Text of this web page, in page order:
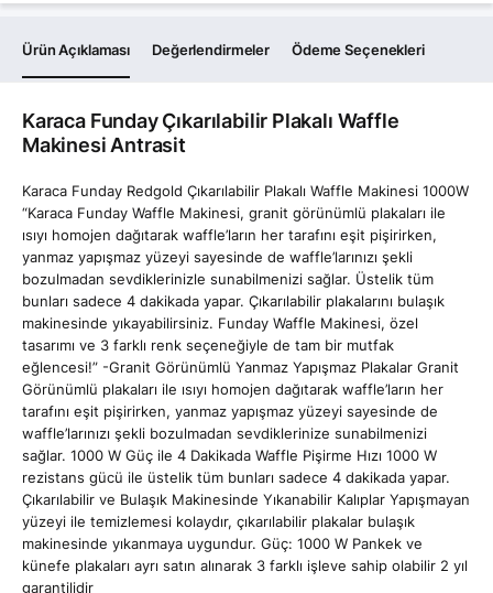
Ürün Açıklaması Değerlendirmeler Ödeme Seçenekleri
Karaca Funday Çıkarılabilir Plakalı Waffle
Makinesi Antrasit
Karaca Funday Redgold Çıkarılabilir Plakalı Waffle Makinesi 1000W
“Karaca Funday Waffle Makinesi, granit görünümlü plakaları ile
ısıyı homojen dağıtarak waffle’ların her tarafını eşit pişirirken,
yanmaz yapışmaz yüzeyi sayesinde de waffle’larınızı şekli
bozulmadan sevdiklerinizle sunabilmenizi sağlar. Üstelik tüm
bunları sadece 4 dakikada yapar. Çıkarılabilir plakalarını bulaşık
makinesinde yıkayabilirsiniz. Funday Waffle Makinesi, özel
tasarımı ve 3 farklı renk seçeneğiyle de tam bir mutfak
eğlencesi!” -Granit Görünümlü Yanmaz Yapışmaz Plakalar Granit
Görünümlü plakaları ile ısıyı homojen dağıtarak waffle’ların her
tarafını eşit pişirirken, yanmaz yapışmaz yüzeyi sayesinde de
waffle’larınızı şekli bozulmadan sevdiklerinize sunabilmenizi
sağlar. 1000 W Güç ile 4 Dakikada Waffle Pişirme Hızı 1000 W
rezistans gücü ile üstelik tüm bunları sadece 4 dakikada yapar.
Çıkarılabilir ve Bulaşık Makinesinde Yıkanabilir Kalıplar Yapışmayan
yüzeyi ile temizlemesi kolaydır, çıkarılabilir plakalar bulaşık
makinesinde yıkanmaya uygundur. Güç: 1000 W Pankek ve
künefe plakaları ayrı satın alınarak 3 farklı işleve sahip olabilir 2 yıl
garantilidir